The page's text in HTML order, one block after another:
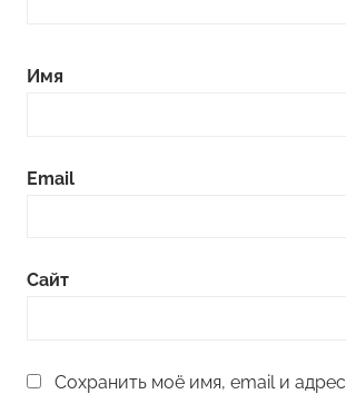
Имя
Email
Сайт
Сохранить моё имя, email и